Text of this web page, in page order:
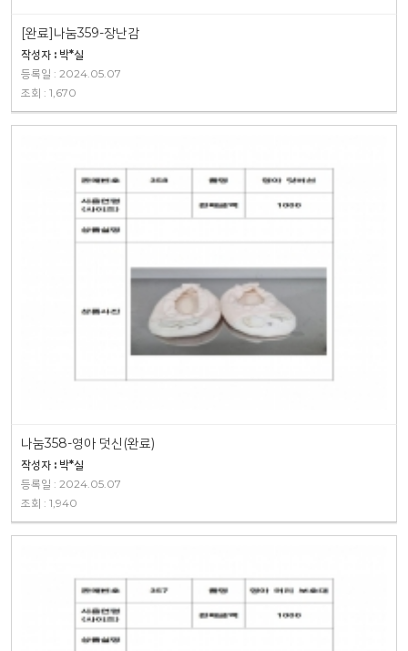
[완료]나눔359-장난감
작성자 : 박*실
등록일 : 2024.05.07
조회 : 1,670
나눔358-영아 덧신(완료)
작성자 : 박*실
등록일 : 2024.05.07
조회 : 1,940